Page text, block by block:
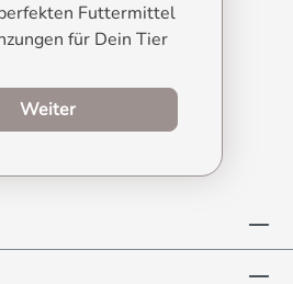
Futtermittel
für Dein Tier
Weiterzum Produktberater